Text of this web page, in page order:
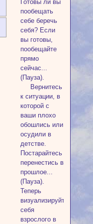
Готовы ли вы
пообещать
себе беречь
себя? Если
вы готовы,
пообещайте
прямо
сейчас...
(Пауза).
Вернитесь
к ситуации, в
которой с
ваши плохо
обошлись или
осудили в
детстве.
Постарайтесь
перенестись в
прошлое...
(Пауза).
Теперь
визуализируйте
себя
взрослого в